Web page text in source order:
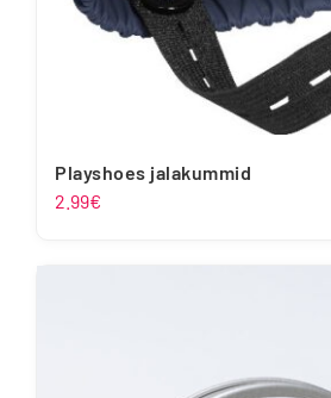
Playshoes jalakummid
2.99€